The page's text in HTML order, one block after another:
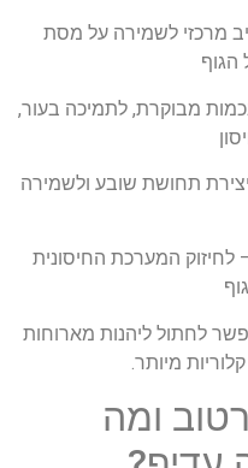
מרכזי לשמירה על מסת
הגוף
מבוקרת, לתמיכה בעור,
תחושת שובע ולשמירה
לחיזוק המערכת החיסונית
לחתול ליהנות מארוחות
מיותר.
רטוב ומה